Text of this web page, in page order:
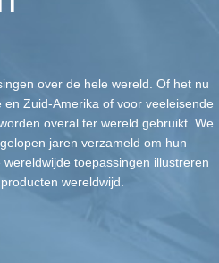
over de hele wereld. Of het nu
Zuid-Amerika of voor veeleisende
overal ter wereld gebruikt. We
jaren verzameld om hun
toepassingen illustreren
wereldwijd.